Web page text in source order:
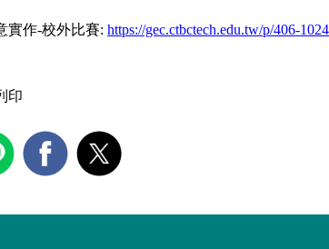
實作-校外比賽: https://gec.ctbctech.edu.tw/p/406-
印